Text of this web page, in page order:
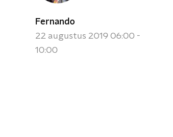
Fernando
22 augustus 2019 06:00 -
10:00